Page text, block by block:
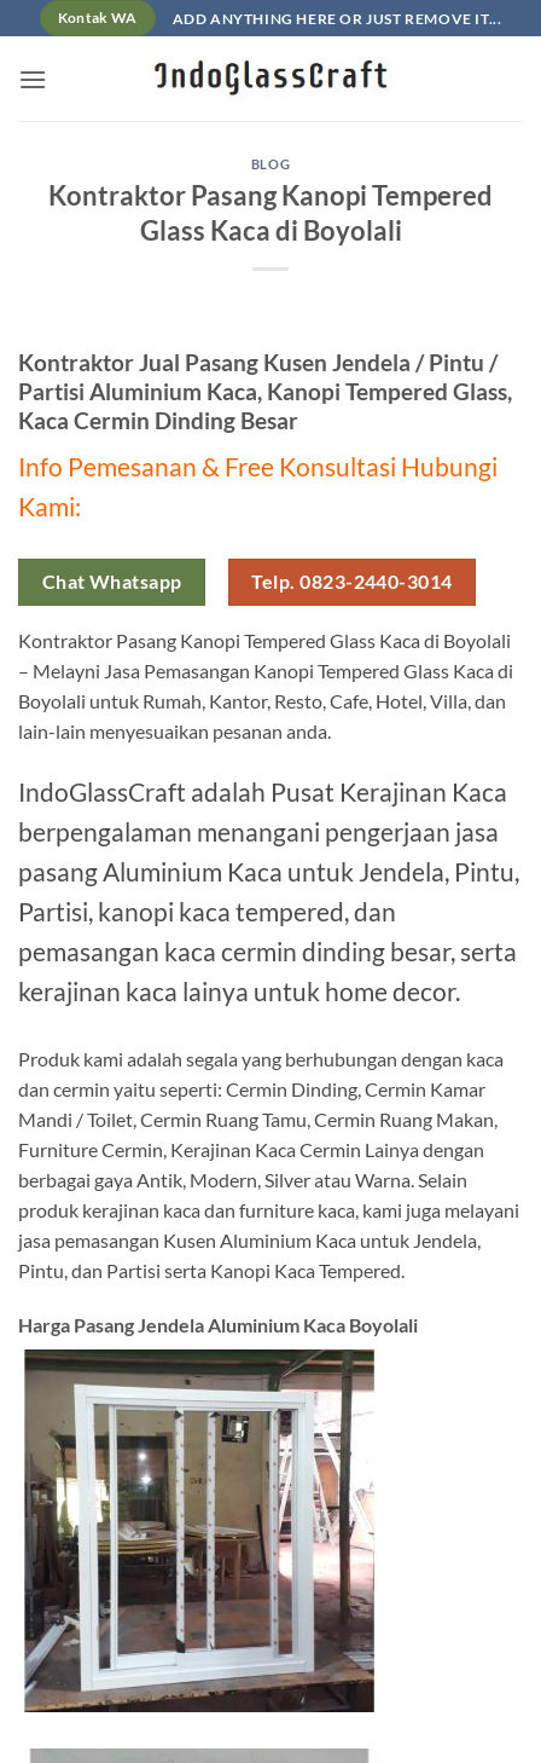
to
content
Kontak WA ADD ANYTHING HERE OR JUST REMOVE IT...
BLOG
Kontraktor Pasang Kanopi Tempered
Glass Kaca di Boyolali
Kontraktor Jual Pasang Kusen Jendela / Pintu /
Partisi Aluminium Kaca, Kanopi Tempered Glass,
Kaca Cermin Dinding Besar
Info Pemesanan & Free Konsultasi Hubungi
Kami:
Chat Whatsapp Telp. 0823-2440-3014
Kontraktor Pasang Kanopi Tempered Glass Kaca di Boyolali
– Melayni Jasa Pemasangan Kanopi Tempered Glass Kaca di
Boyolali untuk Rumah, Kantor, Resto, Cafe, Hotel, Villa, dan
lain-lain menyesuaikan pesanan anda.
IndoGlassCraft adalah Pusat Kerajinan Kaca
berpengalaman menangani pengerjaan jasa
pasang Aluminium Kaca untuk Jendela, Pintu,
Partisi, kanopi kaca tempered, dan
pemasangan kaca cermin dinding besar, serta
kerajinan kaca lainya untuk home decor.
Produk kami adalah segala yang berhubungan dengan kaca
dan cermin yaitu seperti: Cermin Dinding, Cermin Kamar
Mandi / Toilet, Cermin Ruang Tamu, Cermin Ruang Makan,
Furniture Cermin, Kerajinan Kaca Cermin Lainya dengan
berbagai gaya Antik, Modern, Silver atau Warna. Selain
produk kerajinan kaca dan furniture kaca, kami juga melayani
jasa pemasangan Kusen Aluminium Kaca untuk Jendela,
Pintu, dan Partisi serta Kanopi Kaca Tempered.
Harga Pasang Jendela Aluminium Kaca Boyolali